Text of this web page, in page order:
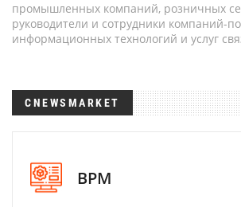
промышленных компаний, розничных
руководители и сотрудники компаний-
информационных технологий и услуг
CNEWSMARKET
BPM